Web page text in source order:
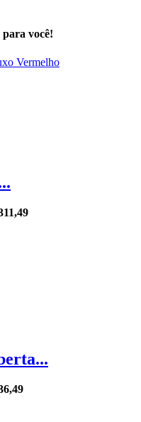
para você!